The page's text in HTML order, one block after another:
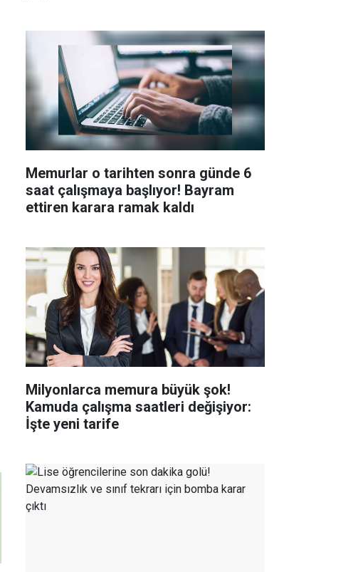
Memurlar o tarihten sonra günde 6
saat çalışmaya başlıyor! Bayram
ettiren karara ramak kaldı
Milyonlarca memura büyük şok!
Kamuda çalışma saatleri değişiyor:
İşte yeni tarife